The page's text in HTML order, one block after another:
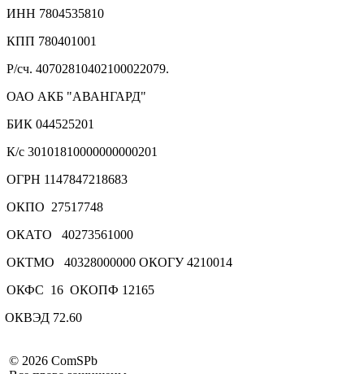
ИНН 7804535810
КПП 780401001
Р/сч. 40702810402100022079.
ОАО АКБ "АВАНГАРД"
БИК 044525201
К/с 30101810000000000201
ОГРН 1147847218683
ОКПО 27517748
ОКАТО 40273561000
ОКТМО 40328000000 ОКОГУ 4210014
ОКФС 16 ОКОПФ 12165
ОКВЭД 72.60
© 2026 ComSPb